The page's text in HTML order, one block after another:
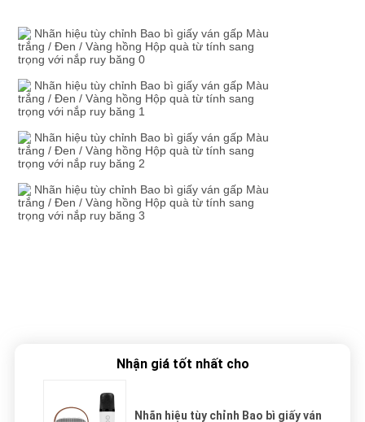
WEB
CHÍNH
SÁCH
BẢO
MẬT
Nhận giá tốt nhất cho
Nhãn hiệu tùy chỉnh Bao bì giấy ván